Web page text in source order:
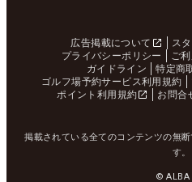
広告掲載について ス
プライバシーポリシー
ご
ガイドライン
特定商
ゴルフ場予約サービス利用規約
ポイント利用規約
お問合
掲載されている全てのコンテンツの無
す。
© ALBA